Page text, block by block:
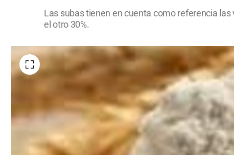
Las subas tienen en cuenta como referencia las
el otro 30%.